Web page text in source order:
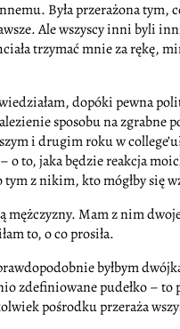
Była przerażona tym,
Ale wszyscy inni byli
trzymać mnie za rękę,
dopóki pewna
sposobu na zgrabne
i drugim roku w
o to, jaka będzie reakcja
z nikim, kto mógłby się
Mam z nim
to, o co prosiła.
byłbym
zdefiniowane pudełko –
pośrodku przeraża